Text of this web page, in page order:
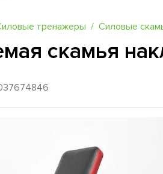
тренажеры Силовые
скамья